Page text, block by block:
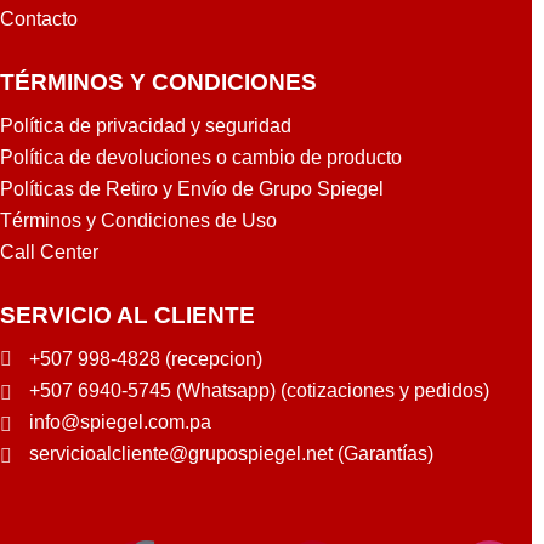
Contacto
TÉRMINOS Y CONDICIONES
Política de privacidad y seguridad
Política de devoluciones o cambio de producto
Políticas de Retiro y Envío de Grupo Spiegel
Términos y Condiciones de Uso
Call Center
SERVICIO AL CLIENTE
+507 998-4828 (recepcion)
+507 6940-5745 (Whatsapp) (cotizaciones y pedidos)
info@spiegel.com.pa
servicioalcliente@grupospiegel.net (Garantías)